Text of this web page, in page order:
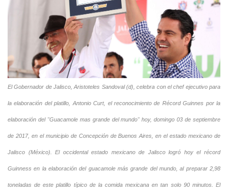
El Gobernador de Jalisco, Aristoteles Sandoval (d), celebra con el chef ejecutivo para
la elaboración del platillo, Antonio Curt, el reconocimiento de Récord Guinnes por la
elaboración del "Guacamole mas grande del mundo" hoy, domingo 03 de septiembre
de 2017, en el municipio de Concepción de Buenos Aires, en el estado mexicano de
Jalisco (México). El occidental estado mexicano de Jalisco logró hoy el récord
Guinness en la elaboración del guacamole más grande del mundo, al preparar 2,98
toneladas de este platillo típico de la comida mexicana en tan solo 90 minutos. El